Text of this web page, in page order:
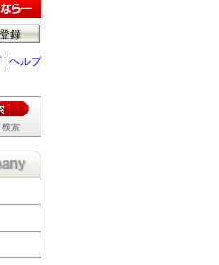
録
| ヘルプ
検索